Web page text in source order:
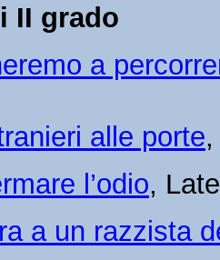
II grado
a
alle porte
l’odio,
a un razzista